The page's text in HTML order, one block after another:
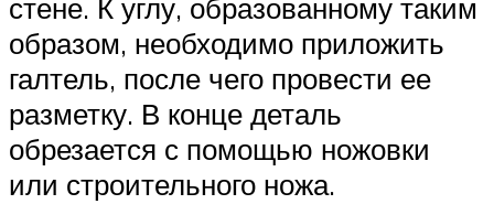
стене. К углу, образованному таким
образом, необходимо приложить
галтель, после чего провести ее
разметку. В конце деталь
обрезается с помощью ножовки
или строительного ножа.